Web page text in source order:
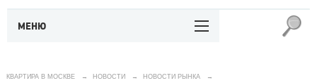
МЕНЮ
КВАРТИРА В МОСКВЕ → НОВОСТИ → НОВОСТИ РЫНКА
→